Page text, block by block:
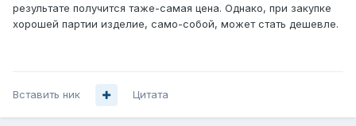
результате получится таже-самая цена. Однако, при закупке
хорошей партии изделие, само-собой, может стать дешевле.
Вставить ник Цитата